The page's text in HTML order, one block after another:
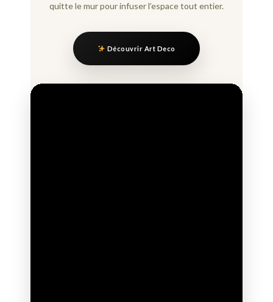
quitte le mur pour infuser l’espace tout entier.
Découvrir Art Deco